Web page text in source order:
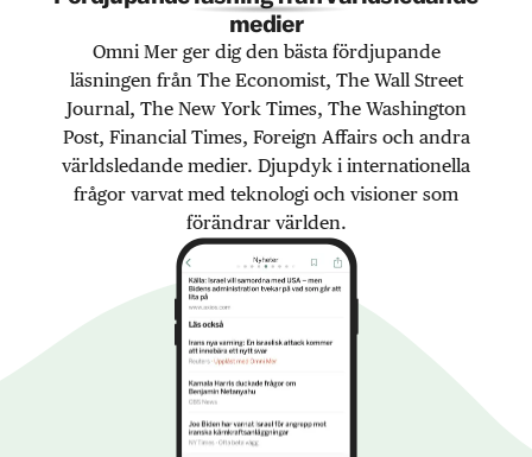
medier
Omni Mer ger dig den bästa fördjupande
läsningen från The Economist, The Wall Street
Journal, The New York Times, The Washington
Post, Financial Times, Foreign Affairs och andra
världsledande medier. Djupdyk i internationella
frågor varvat med teknologi och visioner som
förändrar världen.